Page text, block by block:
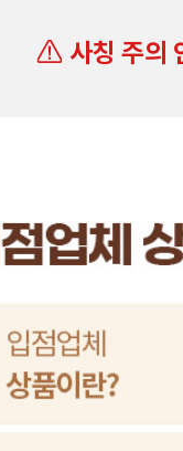
사칭 주의